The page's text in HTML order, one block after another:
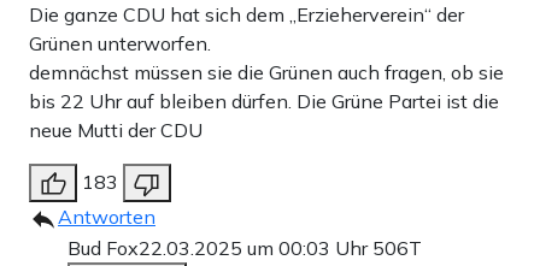
Die ganze CDU hat sich dem „Erzieherverein“ der
Grünen unterworfen.
demnächst müssen sie die Grünen auch fragen, ob sie
bis 22 Uhr auf bleiben dürfen. Die Grüne Partei ist die
neue Mutti der CDU
183
Antworten
Bud Fox22.03.2025 um 00:03 Uhr 506T